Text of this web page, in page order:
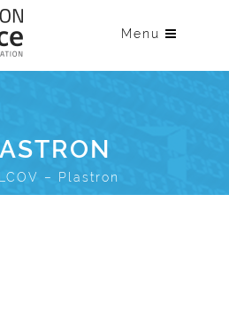
Menu
– Plastron